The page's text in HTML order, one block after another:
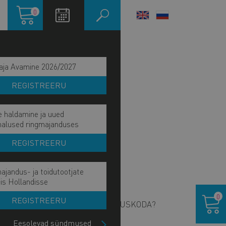
Ostukorv
0
Avamine 2026/2027
REGISTREERU
haldamine ja uued
ringmajanduses
REGISTREERU
ja toidutootjate
Hollandisse
REGISTREERU
Eesolevad sündmused
LANGUAGE
0
ON EESTI KAUBANDUS-TÖÖSTUSKODA?